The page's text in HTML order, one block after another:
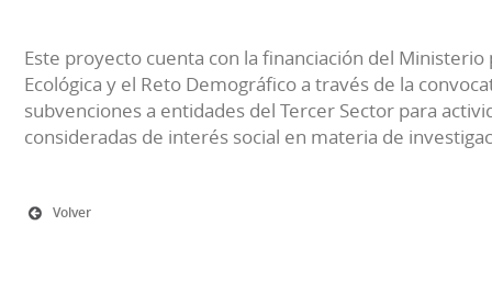
Este proyecto cuenta con la financiación del Ministerio
Ecológica y el Reto Demográfico a través de la
subvenciones a entidades del Tercer Sector para
consideradas de interés social en materia de
Volver